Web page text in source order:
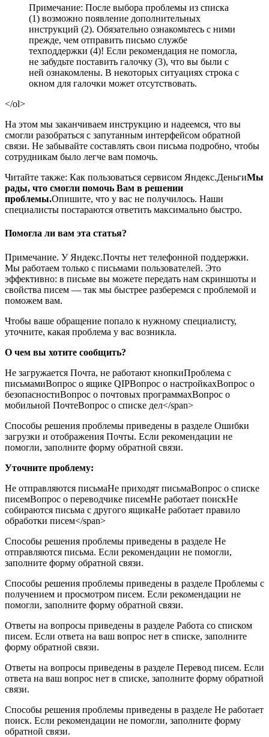
Примечание: После выбора проблемы из списка
(1) возможно появление дополнительных
инструкций (2). Обязательно ознакомьтесь с ними
прежде, чем отправить письмо службе
техподдержки (4)! Если рекомендация не помогла,
не забудьте поставить галочку (3), что вы были с
ней ознакомлены. В некоторых ситуациях строка с
окном для галочки может отсутствовать.
</ol>
На этом мы заканчиваем инструкцию и надеемся, что вы
смогли разобраться с запутанным интерфейсом обратной
связи. Не забывайте составлять свои письма подробно, чтобы
сотрудникам было легче вам помочь.
Читайте также: Как пользоваться сервисом Яндекс.ДеньгиМы
рады, что смогли помочь Вам в решении
проблемы.Опишите, что у вас не получилось. Наши
специалисты постараются ответить максимально быстро.
Помогла ли вам эта статья?
Примечание. У Яндекс.Почты нет телефонной поддержки.
Мы работаем только с письмами пользователей. Это
эффективно: в письме вы можете передать нам скриншоты и
свойства писем — так мы быстрее разберемся с проблемой и
поможем вам.
Чтобы ваше обращение попало к нужному специалисту,
уточните, какая проблема у вас возникла.
О чем вы хотите сообщить?
Не загружается Почта, не работают кнопкиПроблема с
письмамиВопрос о ящике QIPВопрос о настройкахВопрос о
безопасностиВопрос о почтовых программахВопрос о
мобильной ПочтеВопрос о списке дел</span>
Способы решения проблемы приведены в разделе Ошибки
загрузки и отображения Почты. Если рекомендации не
помогли, заполните форму обратной связи.
Уточните проблему:
Не отправляются письмаНе приходят письмаВопрос о списке
писемВопрос о переводчике писемНе работает поискНе
собираются письма с другого ящикаНе работает правило
обработки писем</span>
Способы решения проблемы приведены в разделе Не
отправляются письма. Если рекомендации не помогли,
заполните форму обратной связи.
Способы решения проблемы приведены в разделе Проблемы с
получением и просмотром писем. Если рекомендации не
помогли, заполните форму обратной связи.
Ответы на вопросы приведены в разделе Работа со списком
писем. Если ответа на ваш вопрос нет в списке, заполните
форму обратной связи.
Ответы на вопросы приведены в разделе Перевод писем. Если
ответа на ваш вопрос нет в списке, заполните форму обратной
связи.
Способы решения проблемы приведены в разделе Не работает
поиск. Если рекомендации не помогли, заполните форму
обратной связи.